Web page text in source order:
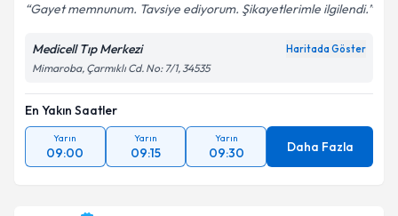
Gayet memnunum. Tavsiye ediyorum. Şikayetlerimle ilgilendi.
Medicell Tıp Merkezi Haritada Göster
Mimaroba, Çarmıklı Cd. No: 7/1, 34535
En Yakın Saatler
Yarın
09:00
Yarın
09:15
Yarın
09:30 Daha Fazla